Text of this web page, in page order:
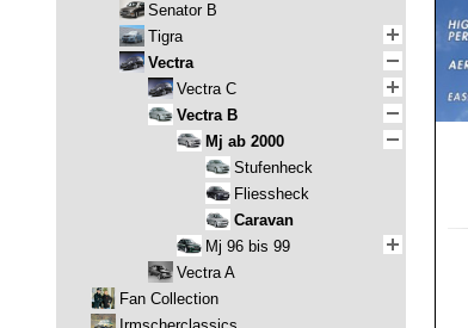
Senator B
Tigra
Vectra
Vectra C
Vectra B
Mj ab 2000
Stufenheck
Fliessheck
Caravan
Mj 96 bis 99
Vectra A
Fan Collection